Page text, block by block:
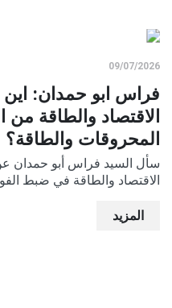
09/07/2026
فراس ابو حمدان: اين
الاقتصاد والطاقة
المحروقات والطاقة؟
سأل السيد فراس أبو حمدان
الاقتصاد والطاقة في ضبط
المزيد